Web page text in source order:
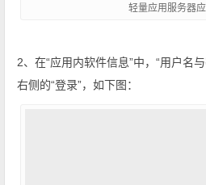
轻量应用服务器
​2、在“应用内软件信息”中，“用户名
右侧的“登录”，如下图：